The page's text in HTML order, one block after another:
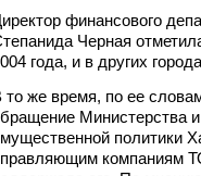
финансового
Черная
года, и в других
то же время, по ее
Министерства
политики
компаниям